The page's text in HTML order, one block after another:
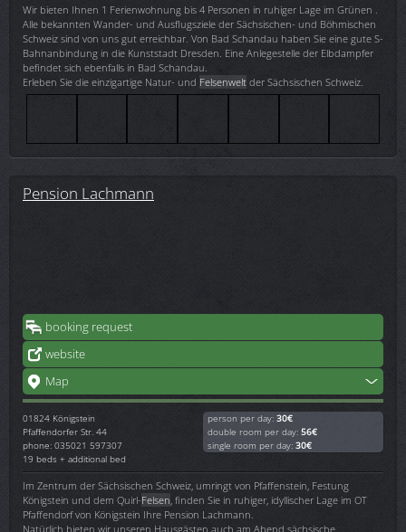
Wir bieten Ihnen 1 Ferienwohnung bis 4 Personen in ruhiger Lage im Grünen .
Alle bekannten Wander- und Ausflugsziele der Sächsischen- und Böhmischen
Schweiz sind von uns gut erreichbar. Von Bad Schandau haben Sie eine gute S-
Bahnanbindung in die Kunststadt Dresden. Eine Anlegestelle der Elbdampfer
befindet sich ebenfalls in Bad Schandau.
Erleben Sie die einzigartige Natur- und Felsenwelt der Sächsischen Schweiz.
Pension Lachmann
booking request
website
Map
01824 Königstein
Pfaffendorfer Str. 44
phone: 035021 597307
19 beds + additional bed
person per day: 30€
double room per day: 56€
single room per day: 30€
Im Zentrum der Sächsischen Schweiz, umringt von Pfaffenstein, Festung
Königstein und dem Quirl-Felsen , finden Sie in ruhiger, idyllischer Lage im OT
Pfaffendorf von Königstein Ihre Pension Lachmann.
Natürlich bieten wir unseren Hausgästen auch am Abend sächsische